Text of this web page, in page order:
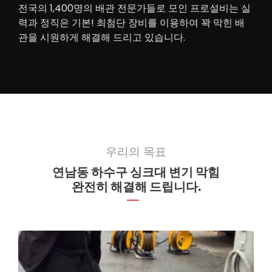
전국의 1,400명의 배관 전문가들로 모인 프로설비는 실
력과 정직은 기본! 최첨단 장비를 이용하여 꽉 막힌 배
관을 시원하게 해결해 드리고 있습니다.
우리의 목표
연남동 하수구 싱크대 변기 막힘
완전히 해결해 드립니다.